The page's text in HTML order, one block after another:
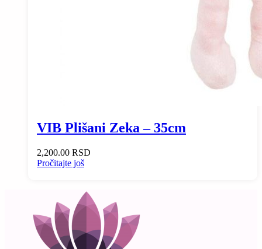
VIB Plišani Zeka – 35cm
2,200.00 RSD
Pročitajte još